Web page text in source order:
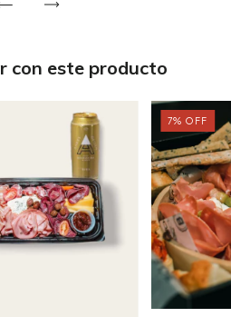
con este producto
7% OFF